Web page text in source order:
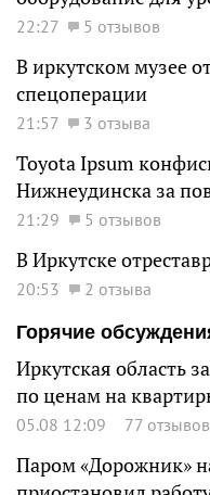
22:27 5 отзывов
В иркутском музее
спецоперации
21:57 3 отзыва
Toyota Ipsum
Нижнеудинска за
21:29 5 отзывов
В Иркутске
20:53
2 отзыва
Горячие
Иркутская область
по ценам на
05.08 12:09 77 отзывов
Паром «Дорожник»